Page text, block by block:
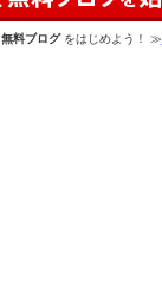
無料ブログをはじめよう！ ≫